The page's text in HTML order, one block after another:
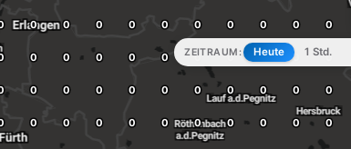
ZEITRAUM: Heute 1 Std.